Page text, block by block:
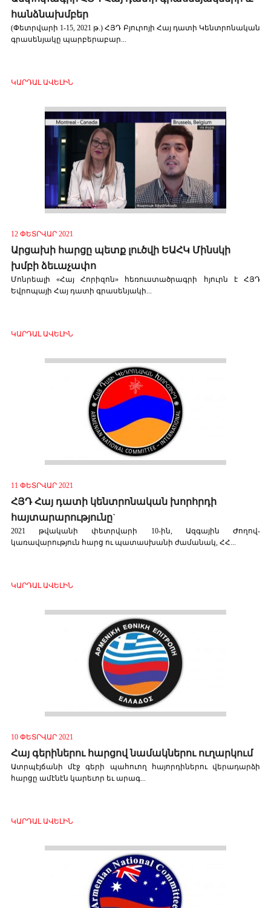
հանձնախմբեր
(Փետրվարի 1-15, 2021 թ.) ՀՅԴ Բյուրոյի Հայ դատի Կենտրոնական
գրասենյակը պարբերաբար...
ԿԱՐԴԱԼ ԱՎԵԼԻՆ
12 ՓԵՏՐՎԱՐ 2021
Արցախի հարցը պետք լուծվի ԵԱՀԿ Մինսկի
խմբի ձեւաչափո
Մոնրեալի «Հայ Հորիզոն» հեռուստածրագրի հյուրն է ՀՅԴ
Եվրոպայի Հայ դատի գրասենյակի...
ԿԱՐԴԱԼ ԱՎԵԼԻՆ
11 ՓԵՏՐՎԱՐ 2021
ՀՅԴ Հայ դատի կենտրոնական խորհրդի
հայտարարությունը`
2021 թվականի փետրվարի 10-ին, Ազգային Ժողով-
կառավարություն հարց ու պատասխանի ժամանակ, ՀՀ...
ԿԱՐԴԱԼ ԱՎԵԼԻՆ
10 ՓԵՏՐՎԱՐ 2021
Հայ գե­րի­նե­րու հար­ցով նա­մակ­նե­րու ու­ղար­կում
Ատր­պէյ­ճա­նի մէջ գե­րի պա­հո­ւող հա­յոր­դի­նե­րու վե­րա­դար­ձի
հար­ցը ա­մէ­նէն կա­րե­ւոր եւ ա­րագ...
ԿԱՐԴԱԼ ԱՎԵԼԻՆ